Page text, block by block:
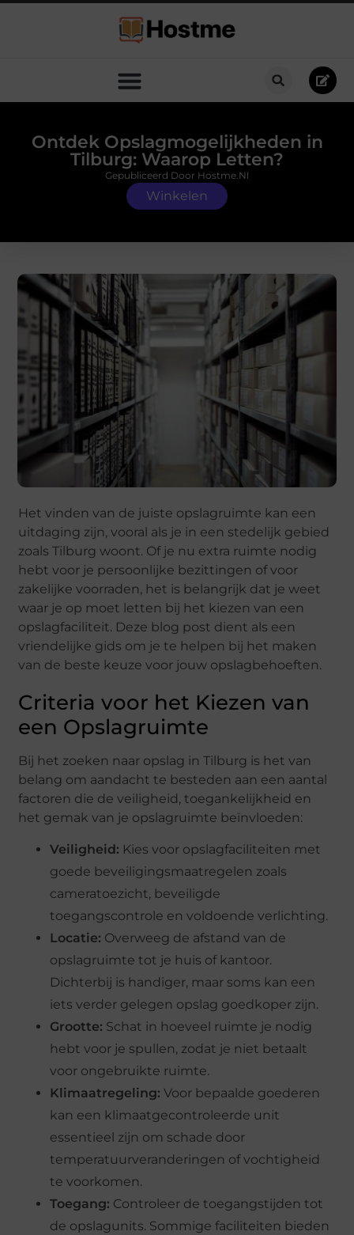
Ontdek Opslagmogelijkheden in
Tilburg: Waarop Letten?
Winkelen
Gepubliceerd Door Hostme.nl
Het vinden van de juiste opslagruimte kan een
uitdaging zijn, vooral als je in een stedelijk gebied
zoals Tilburg woont. Of je nu extra ruimte nodig
hebt voor je persoonlijke bezittingen of voor
zakelijke voorraden, het is belangrijk dat je weet
waar je op moet letten bij het kiezen van een
opslagfaciliteit. Deze blog post dient als een
vriendelijke gids om je te helpen bij het maken
van de beste keuze voor jouw opslagbehoeften.
Criteria voor het Kiezen van
een Opslagruimte
Bij het zoeken naar opslag in Tilburg is het van
belang om aandacht te besteden aan een aantal
factoren die de veiligheid, toegankelijkheid en
het gemak van je opslagruimte beïnvloeden:
Veiligheid: Kies voor opslagfaciliteiten met
goede beveiligingsmaatregelen zoals
cameratoezicht, beveiligde
toegangscontrole en voldoende verlichting.
Locatie: Overweeg de afstand van de
opslagruimte tot je huis of kantoor.
Dichterbij is handiger, maar soms kan een
iets verder gelegen opslag goedkoper zijn.
Grootte: Schat in hoeveel ruimte je nodig
hebt voor je spullen, zodat je niet betaalt
voor ongebruikte ruimte.
Klimaatregeling: Voor bepaalde goederen
kan een klimaatgecontroleerde unit
essentieel zijn om schade door
temperatuurveranderingen of vochtigheid
te voorkomen.
Toegang: Controleer de toegangstijden tot
de opslagunits. Sommige faciliteiten bieden